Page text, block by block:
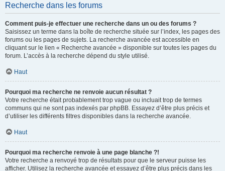
Recherche dans les forums
Comment puis-je effectuer une recherche dans un ou des forums ?
Saisissez un terme dans la boîte de recherche située sur l’index, les pages des
forums ou les pages de sujets. La recherche avancée est accessible en
cliquant sur le lien « Recherche avancée » disponible sur toutes les pages du
forum. L’accès à la recherche dépend du style utilisé.
Haut
Pourquoi ma recherche ne renvoie aucun résultat ?
Votre recherche était probablement trop vague ou incluait trop de termes
communs qui ne sont pas indexés par phpBB. Essayez d’être plus précis et
d’utiliser les différents filtres disponibles dans la recherche avancée.
Haut
Pourquoi ma recherche renvoie à une page blanche ?!
Votre recherche a renvoyé trop de résultats pour que le serveur puisse les
afficher. Utilisez la recherche avancée et essayez d’être plus précis dans les